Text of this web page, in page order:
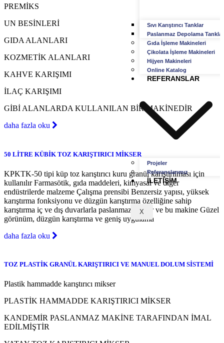
Sıvı Karıştırıcı Tanklar
Paslanmaz Depolama
Gıda İşleme Makineleri
Çikolata İşleme Makineleri
Hijyen Makineleri
Online Katalog
REFERANSLAR
Projeler
Referanslarımız
İLETIŞIM
X
PREMİKS
UN BESİNLERİ
GIDA ALANLARI
KOZMETİK ALANLARI
KAHVE KARIŞIMI
İLAÇ KARIŞIMI
GİBİ ALANLARDA KULLANILAN BİR MAKİNEDİR
daha fazla oku
50 LİTRE KÜBİK TOZ KARIŞTIRICI MİKSER
KPKTK-50 tipi küp toz karıştırıcı kuru granül karıştırılması için
kullanılır Farmasötik, gıda maddeleri, kimyasal ve diğer
endüstrilerde malzeme Çalışma prensibi Benzersiz yapısı, yüksek
karıştırma fonksiyonu ve düzgün karıştırma özelliğine sahip
karıştırma iç ve dış duvarlarla paslanmaz yapılır ve bu makine Güzel
görünüm, düzgün karıştırma ve geniş uygulama
daha fazla oku
TOZ PLASTİK GRANÜL KARIŞTIRICI VE MANUEL DOLUM SİSTEMİ
Plastik hammadde karıştırıcı mikser
PLASTİK HAMMADDE KARIŞTIRICI MİKSER
KANDEMİR PASLANMAZ MAKİNE TARAFINDAN İMAL
EDİLMİŞTİR